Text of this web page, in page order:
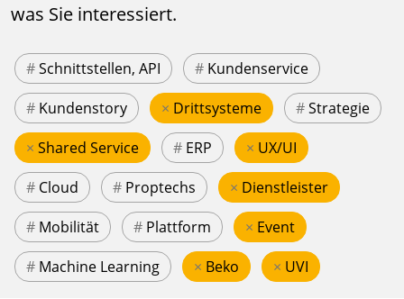
was Sie interessiert.
#Schnittstellen, API # Kundenservice
# Kundenstory × Drittsysteme #Strategie
× Shared Service # ERP × UX/UI
# Cloud # Proptechs × Dienstleister
# Mobilität # Plattform × Event
# Machine Learning × Beko × UVI